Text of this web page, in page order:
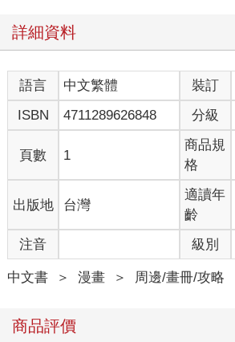
詳細資料
語言 中文繁體 裝訂
ISBN
4711289626848 分級
頁數 1
商品規
格
出版地 台灣
適讀年
齡
注音 級別
中文書 ＞ 漫畫 ＞ 周邊/畫冊/攻略
商品評價